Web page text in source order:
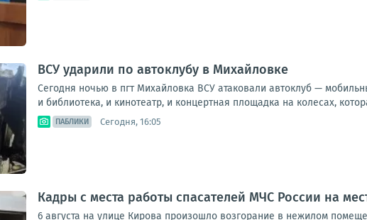
ВСУ ударили по автоклубу в Михайловке
Сегодня ночью в пгт Михайловка ВСУ атаковали автоклуб —
и библиотека, и кинотеатр, и концертная площадка на колесах,
ПАБЛИКИ Сегодня, 16:05
Кадры с места работы спасателей МЧС России на
6 августа на улице Кирова произошло возгорание в нежилом